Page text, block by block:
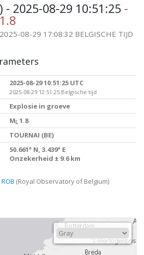
- 2025-08-29 10:51:25 -
08-29 17:08:32 BELGISCHE TIJD
2025-08-29 10:51:25 UTC
2025-08-29 12:51:25 Belgische tijd
Explosie in groeve
M L 1.8
TOURNAI (BE)
50.661° N, 3.439° E
Onzekerheid ± 9.6 km
ROB (Royal Observatory of Belgium)